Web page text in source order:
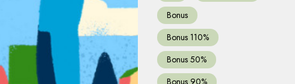
Bonus
Bonus 110%
Bonus 50%
Bonus 90%